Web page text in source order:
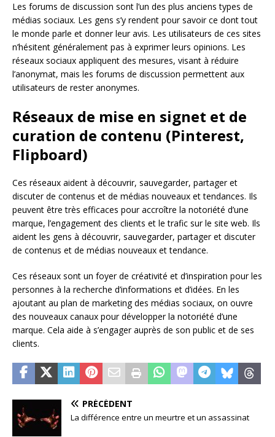
Les forums de discussion sont l’un des plus anciens types de
médias sociaux. Les gens s’y rendent pour savoir ce dont tout
le monde parle et donner leur avis. Les utilisateurs de ces sites
n’hésitent généralement pas à exprimer leurs opinions. Les
réseaux sociaux appliquent des mesures, visant à réduire
l’anonymat, mais les forums de discussion permettent aux
utilisateurs de rester anonymes.
Réseaux de mise en signet et de
curation de contenu (Pinterest,
Flipboard)
Ces réseaux aident à découvrir, sauvegarder, partager et
discuter de contenus et de médias nouveaux et tendances. Ils
peuvent être très efficaces pour accroître la notoriété d’une
marque, l’engagement des clients et le trafic sur le site web. Ils
aident les gens à découvrir, sauvegarder, partager et discuter
de contenus et de médias nouveaux et tendance.
Ces réseaux sont un foyer de créativité et d’inspiration pour les
personnes à la recherche d’informations et d’idées. En les
ajoutant au plan de marketing des médias sociaux, on ouvre
des nouveaux canaux pour développer la notoriété d’une
marque. Cela aide à s’engager auprès de son public et de ses
clients.
PRÉCÉDENT
La différence entre un meurtre et un assassinat